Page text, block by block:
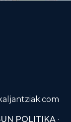
POLITIKA ·